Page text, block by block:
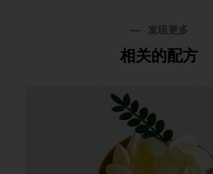
发现更多
相关的配方